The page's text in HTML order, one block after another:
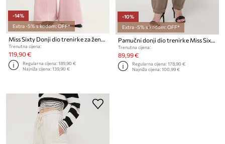
-14%
Extra -5% s kodom: OFF*
Miss Sixty Donji dio trenirke za žene od pamuka
Trenutna cijena:
119,90 €
Regularna cijena:189,90 €
Najniža cijena:139,90 €
-10%
Extra -5% s kodom: OFF*
Trenutna cijena:
89,99 €
Regularna cijena:178,90 €
Najniža cijena:100,99 €